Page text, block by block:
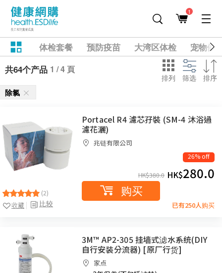
1
体检套餐 预防疫苗 大湾区体检
宠物健
共64个产品 1 / 4 頁
排列 筛选 排序
除氯
(2)
比较
收藏
Portacel R4 濾芯孖裝 (SM-4 沐浴過
濾花灑)
兆链有限公司
26% off
HK$380.0 HK$280.0
购买
已有250人购买
3M™ AP2-305 挂墙式滤水系统(DIY
自行安装分流器) [原厂行货]
家点